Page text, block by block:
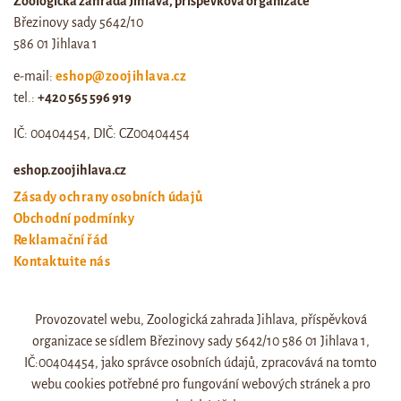
Březinovy sady 5642/10
586 01 Jihlava 1
e-mail: eshop@zoojihlava.cz
tel.: +420 565 596 919
IČ: 00404454, DIČ: CZ00404454
eshop.zoojihlava.cz
Zásady ochrany osobních údajů
Obchodní podmínky
Reklamační řád
Kontaktujte nás
Web zoo jihlava
Otevírací doba a ceník
Provozovatel webu, Zoologická zahrada Jihlava, příspěvková
organizace se sídlem Březinovy sady 5642/10 586 01 Jihlava 1,
IČ:00404454, jako správce osobních údajů, zpracovává na tomto
webu cookies potřebné pro fungování webových stránek a pro